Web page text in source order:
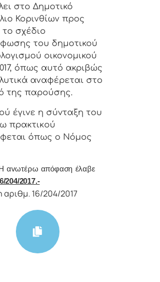
στο Δημοτικό
Κορινθίων προς
σχέδιο
του δημοτικού
οικονομικού
όπως αυτό ακριβώς
αναφέρεται στο
της παρούσης.
έγιvε η σύvταξη τoυ
πρακτικoύ
όπως o Νόμoς
απόφαση έλαβε
204/2017.-
16/204/2017